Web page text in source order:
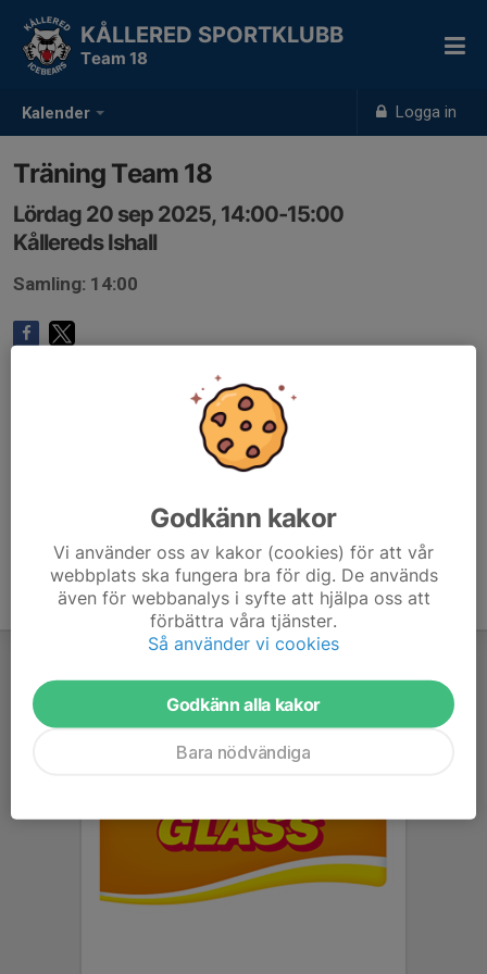
Kalender Logga in
KÅLLERED SPORTKLUBB
Team 18
Träning Team 18
Lördag 20 sep 2025, 14:00-15:00
Kållereds Ishall
Samling: 14:00
Godkänn kakor
Vi använder oss av kakor (cookies) för att vår
webbplats ska fungera bra för dig. De används
även för webbanalys i syfte att hjälpa oss att
förbättra våra tjänster.
Så använder vi cookies
Godkänn alla kakor
Bara nödvändiga